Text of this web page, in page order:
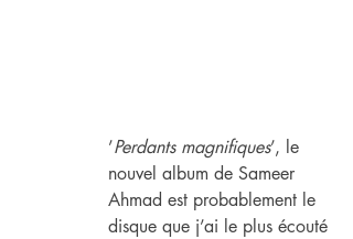
’Perdants magnifiques’, le
nouvel album de Sameer
Ahmad est probablement le
disque que j’ai le plus écouté